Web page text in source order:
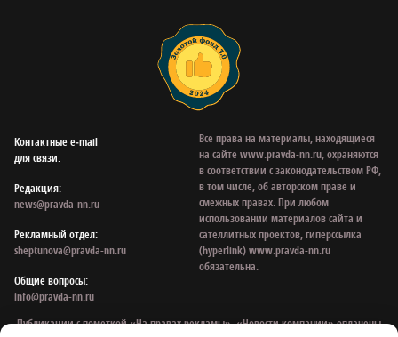
Контактные e‑mail
для связи:
Редакция:
news@pravda-nn.ru
Рекламный отдел:
sheptunova@pravda-nn.ru
Общие вопросы:
info@pravda-nn.ru
Все права на материалы, находящиеся
на сайте www.pravda-nn.ru, охраняются
в соответствии с законодательством РФ,
в том числе, об авторском праве и
смежных правах. При любом
использовании материалов сайта и
сателлитных проектов, гиперссылка
(hyperlink) www.pravda-nn.ru
обязательна.
Публикации с пометкой «На правах рекламы», «Новости компании» оплачены